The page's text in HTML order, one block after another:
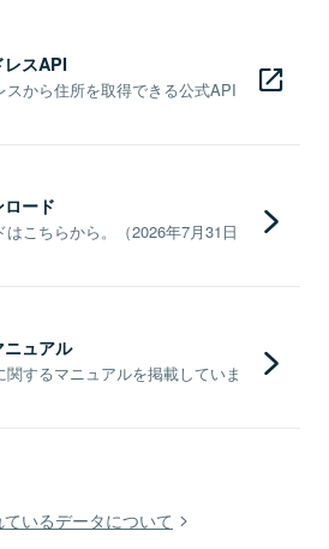
レスAPI
から住所を取得できる公式API
ード
こちらから。（2026年7月31日
ュアル
するマニュアルを掲載していま
いるデータについて